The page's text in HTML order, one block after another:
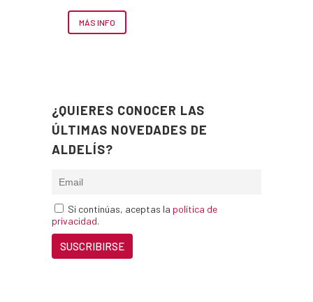
MÁS INFO
¿QUIERES CONOCER LAS
ÚLTIMAS NOVEDADES DE
ALDELÍS?
Si continúas, aceptas la política de
privacidad.